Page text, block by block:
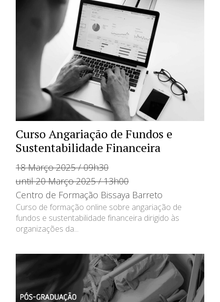
Curso Angariação de Fundos e
Sustentabilidade Financeira
18 Março 2025 / 09h30
until 20 Março 2025 / 13h00
Centro de Formação Bissaya Barreto
Curso de formação online sobre angariação de
fundos e sustentabilidade financeira dirigido às
organizações da...